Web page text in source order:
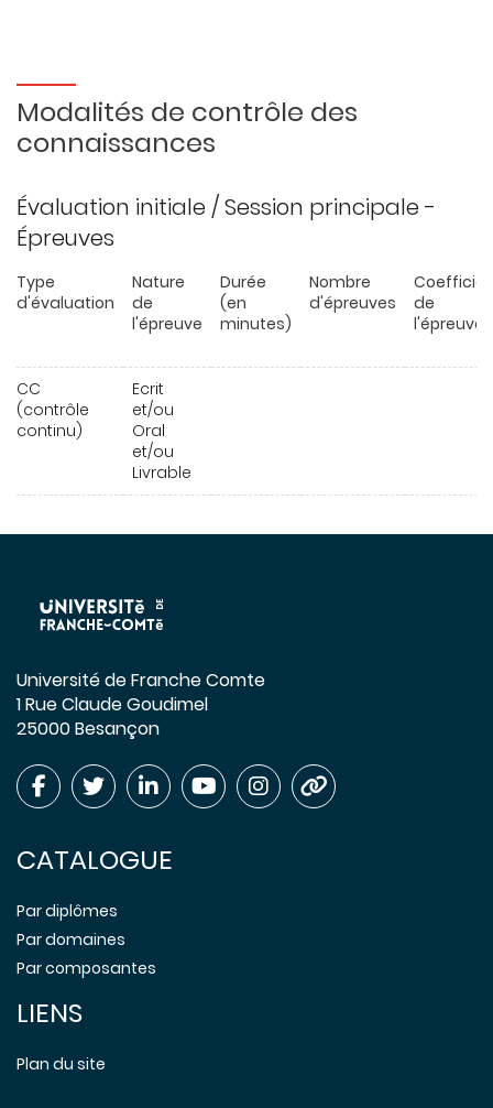
Modalités de contrôle des
connaissances
Évaluation initiale / Session principale -
Épreuves
Type
d'évaluation
Nature
de
l'épreuve
Durée
(en
minutes)
Nombre
d'épreuves
de
l'épreuve
CC
(contrôle
continu)
Ecrit
et/ou
Oral
et/ou
Livrable
Université de Franche Comte
1 Rue Claude Goudimel
25000 Besançon
CATALOGUE
Par diplômes
Par domaines
Par composantes
LIENS
Plan du site